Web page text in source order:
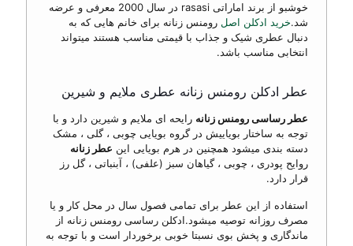
خوشبو از برند اماراتی rasasi در سال 2000 معرفی و عرضه
شد.خرید ادکلن اصل رومنس زنانه برای خانم هایی که به
دنبال عطری شیک و جذاب با قیمتی مناسب هستند میتواند
انتخابی مناسب باشد.
عطر ادکلن رومنس زنانه عطری ملایم و شیرین
عطر رساسی رومنس زنانه رایحه ای ملایم و شیرین دارد و با
توجه به ساختار بویاییش در گروه بویایی چوبی ، گلی ، مشک
دسته بندی میشود همچنین در هرم بویایی این عطر زنانه
روایح پودری ، چوبی ، گیاهان سبز (علفی) ، آبنباتی ، گل رز
قرار دارد.
استفاده از این عطر برای تمامی فصول سال در محل کار و یا
مصرف روزانه توصیه میشود.ادکلن رساسی رومنس زنانه از
ماندگاری و پخش بوی نسبتا خوبی برخوردار است و با توجه به